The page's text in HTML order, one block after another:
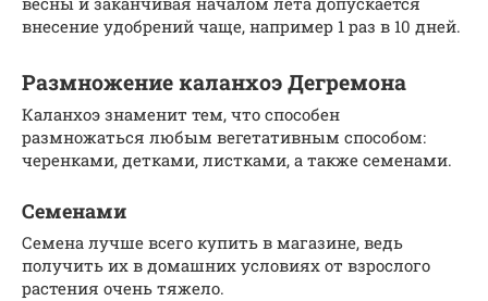
внесение удобрений чаще, например 1 раз в 10 дней.
Размножение каланхоэ Дегремона
Каланхоэ знаменит тем, что способен
размножаться любым вегетативным способом:
черенками, детками, листками, а также семенами.
Семенами
Семена лучше всего купить в магазине, ведь
получить их в домашних условиях от взрослого
растения очень тяжело.